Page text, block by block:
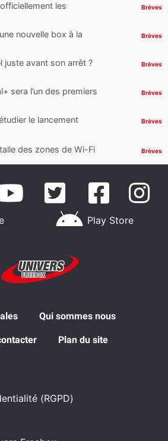
les
Brèves
nouvelle box à la
Brèves
juste avant son arrêt ?
Brèves
sera l’un des premiers
Brèves
le lancement
Brèves
des zones de Wi-Fi
Brèves
Play Store
Qui sommes nous
Plan du site
(RGPD)